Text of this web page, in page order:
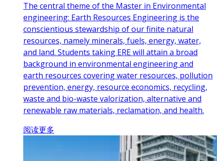
The central theme of the Master in Environmental
engineering: Earth Resources Engineering is the
conscientious stewardship of our finite natural
resources, namely minerals, fuels, energy, water,
and land. Students taking ERE will attain a broad
background in environmental engineering and
earth resources covering water resources, pollution
prevention, energy, resource economics, recycling,
waste and bio-waste valorization, alternative and
renewable raw materials, reclamation, and health.
阅读更多